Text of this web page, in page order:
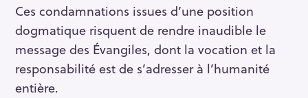
Ces condamnations issues d’une position
dogmatique risquent de rendre inaudible le
message des Évangiles, dont la vocation et la
responsabilité est de s’adresser à l’humanité
entière.